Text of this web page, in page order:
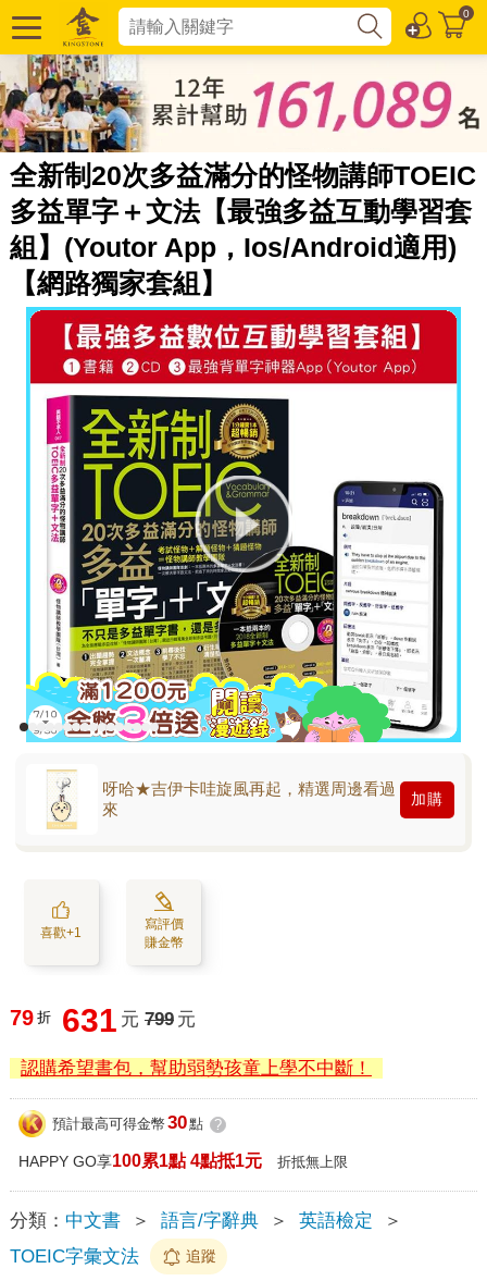
0
全新制20次多益滿分的怪物講師TOEIC
多益單字＋文法【最強多益互動學習套
組】(Youtor App，Ios/Android適用)
【網路獨家套組】
呀哈★吉伊卡哇旋風再起，精選周邊看過
來
加購
喜歡+1
寫評價
賺金幣
79 折 631 元 799 元
認購希望書包，幫助弱勢孩童上學不中斷！
預計最高可得金幣 30點 ?
HAPPY GO享100累1點 4點抵1元 折抵無上限
分類： 中文書 ＞ 語言/字辭典 ＞ 英語檢定
＞
TOEIC字彙文法
追蹤